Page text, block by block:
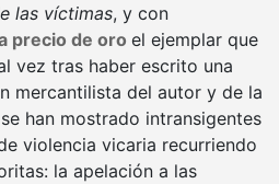
las víctimas, y con
precio de oro el ejemplar que
vez tras haber escrito una
mercantilista del autor y de la
han mostrado intransigentes
violencia vicaria recurriendo
la apelación a las